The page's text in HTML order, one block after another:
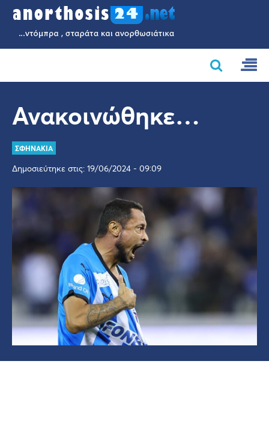
Ανακοινώθηκε…
ΣΦΗΝΑΚΙΑ
Δημοσιεύτηκε στις: 19/06/2024 - 09:09